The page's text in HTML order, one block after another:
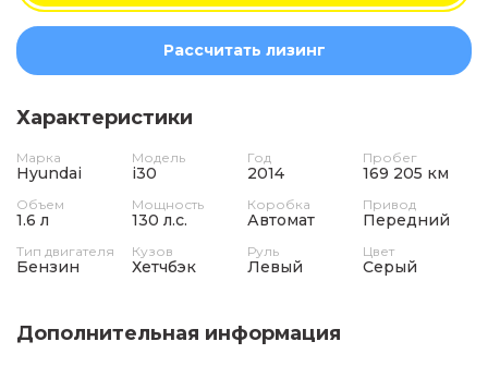
Рассчитать лизинг
Характеристики
Марка
Hyundai
Модель
i30
Год
2014
Пробег
169 205 км
Объем
1.6 л
Мощность
130 л.с.
Коробка
Автомат
Привод
Передний
Тип двигателя
Бензин
Кузов
Хетчбэк
Руль
Левый
Цвет
Серый
Дополнительная информация